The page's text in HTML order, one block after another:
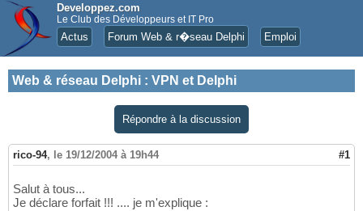
Developpez.com
Le Club des Développeurs et IT Pro
Actus Forum Web & r�seau Delphi Emploi
Web & réseau Delphi : VPN et Delphi
Répondre à la discussion
rico-94, le 19/12/2004 à 19h44 #1
Salut à tous...
Je déclare forfait !!! .... je m'explique :